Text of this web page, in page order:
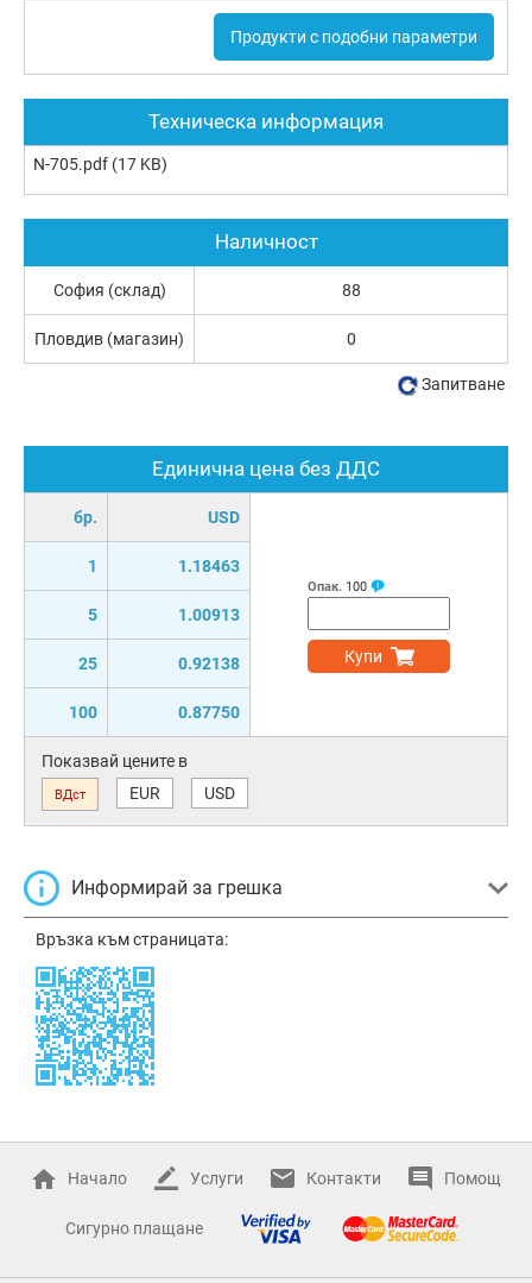
Продукти с подобни параметри
Техническа информация
N-705.pdf (17 KB)
Единична цена без ДДС
бр. USD
1 1.18463
5 1.00913
25 0.92138
100 0.87750
Опак. 100
Купи
Показвай цените в
ВДст EUR USD
Информирай за грешка
Връзка към страницата:
Наличност
София (склад) 88
Пловдив (магазин) 0
Запитване
Начало Услуги Контакти Помощ
Сигурно плащане